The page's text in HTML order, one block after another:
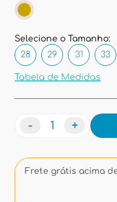
Selecione o Tamanho:
28
29 31 33
Tabela de Medidas
- +
Frete grátis acima